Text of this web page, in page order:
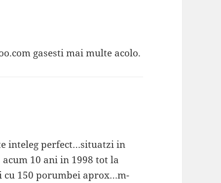
gasesti mai multe acolo.
inteleg perfect…situatzi in
10 ani in 1998 tot la
cu 150 porumbei aprox…m-